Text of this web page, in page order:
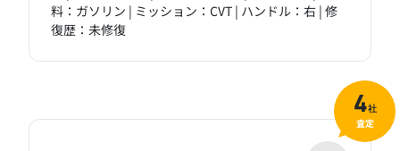
料：ガソリン | ミッション：CVT | ハンドル：右 | 修
復歴：未修復
4社
査定